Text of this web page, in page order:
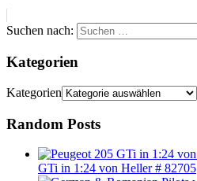
Suchen nach:
Kategorien
Kategorien
Random Posts
GTi in 1:24 von Heller # 82705